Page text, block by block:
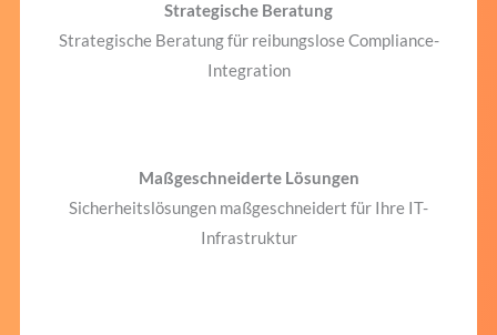
Strategische Beratung
Strategische Beratung für reibungslose Compliance-
Integration
Maßgeschneiderte Lösungen
Sicherheitslösungen maßgeschneidert für Ihre IT-
Infrastruktur